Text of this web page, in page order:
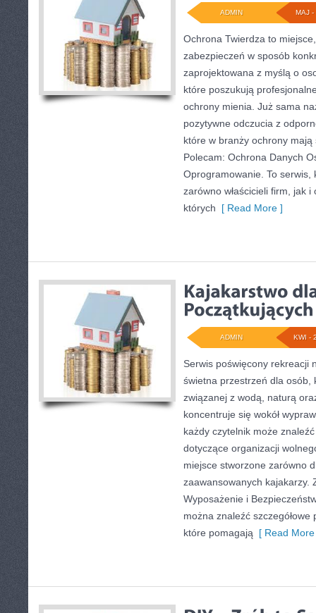
MAJ -
ADMIN
Ochrona Twierdza to
zabezpieczeń w sposób
zaprojektowana z myślą o
które poszukują
ochrony mienia. Już sama
pozytywne odczucia z
które w branży ochrony
Polecam: Ochrona Danych
Oprogramowanie. To
zarówno właścicieli firm, jak
których [ Read More ]
KWI -
ADMIN
Serwis poświęcony rekreacji
świetna przestrzeń dla osób,
związanej z wodą, naturą
koncentruje się wokół
każdy czytelnik może
dotyczące organizacji
miejsce stworzone zarówno
zaawansowanych kajakarzy.
Wyposażenie i
można znaleźć
które pomagają [ Read